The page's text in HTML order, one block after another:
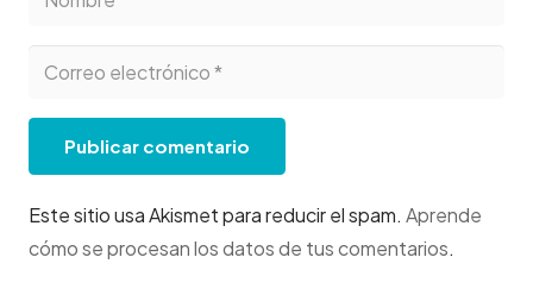
Publicar comentario
Este sitio usa Akismet para reducir el spam. Aprende
cómo se procesan los datos de tus comentarios.